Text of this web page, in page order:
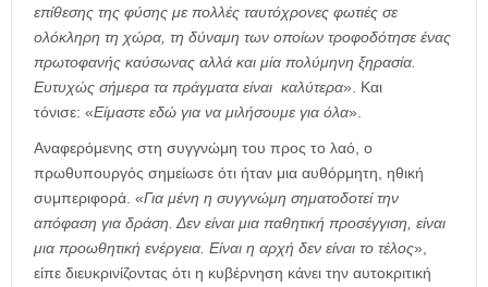
επίθεσης της φύσης με πολλές ταυτόχρονες φωτιές σε
ολόκληρη τη χώρα, τη δύναμη των οποίων τροφοδότησε ένας
πρωτοφανής καύσωνας αλλά και μία πολύμηνη ξηρασία.
Ευτυχώς σήμερα τα πράγματα είναι καλύτερα». Και
τόνισε: «Είμαστε εδώ για να μιλήσουμε για όλα».
Αναφερόμενης στη συγγνώμη του προς το λαό, ο
πρωθυπουργός σημείωσε ότι ήταν μια αυθόρμητη, ηθική
συμπεριφορά. «Για μένη η συγγνώμη σηματοδοτεί την
απόφαση για δράση. Δεν είναι μια παθητική προσέγγιση, είναι
μια προωθητική ενέργεια. Είναι η αρχή δεν είναι το τέλος»,
είπε διευκρινίζοντας ότι η κυβέρνηση κάνει την αυτοκριτική